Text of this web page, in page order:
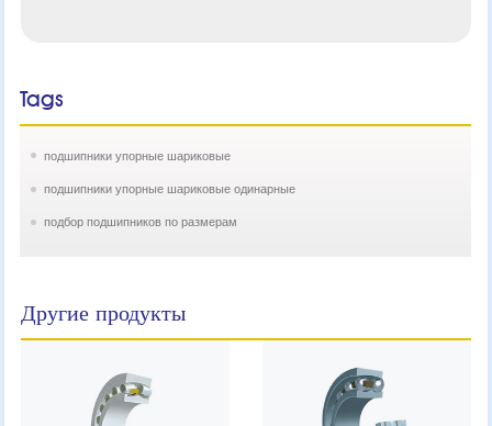
Tags
подшипники упорные шариковые
подшипники упорные шариковые одинарные
подбор подшипников по размерам
Другие продукты